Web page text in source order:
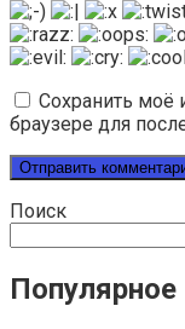
Сохранить моё
браузере для
Поиск
Популярное